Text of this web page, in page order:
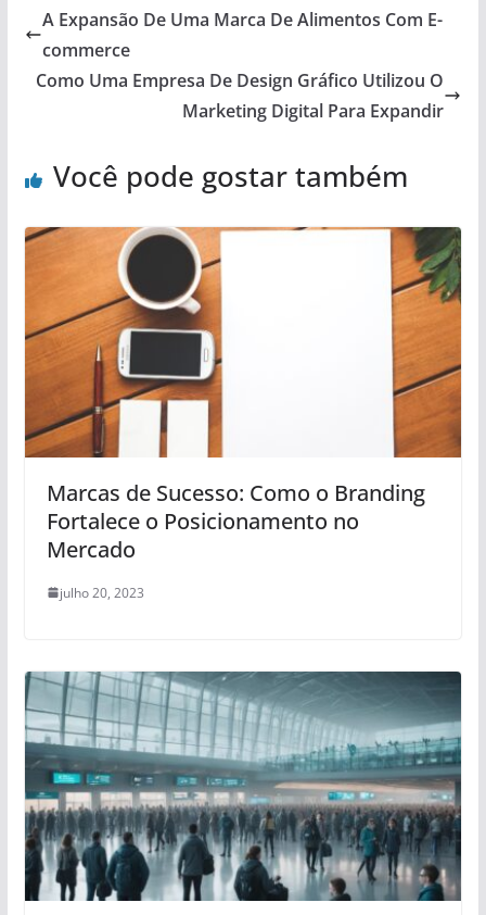
A Expansão De Uma Marca De Alimentos Com E-
commerce
Como Uma Empresa De Design Gráfico Utilizou O
Marketing Digital Para Expandir
Você pode gostar também
Marcas de Sucesso: Como o Branding
Fortalece o Posicionamento no
Mercado
julho 20, 2023